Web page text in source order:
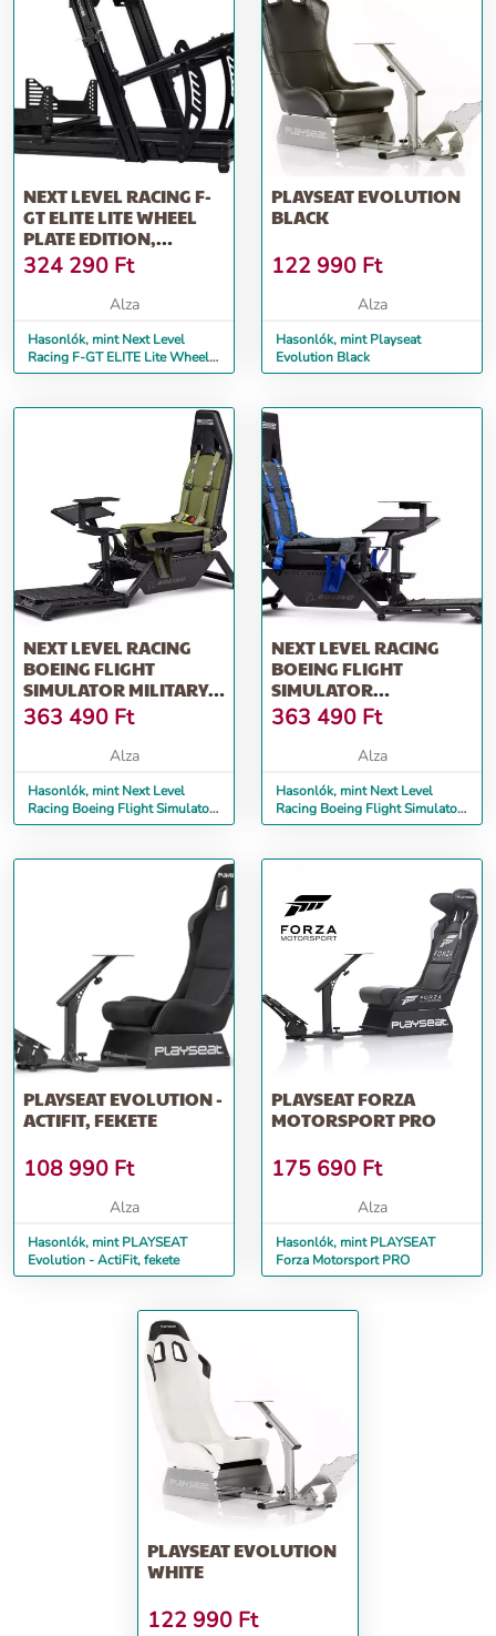
NEXT LEVEL RACING F-
GT ELITE LITE WHEEL
PLATE EDITION,
ZÁVODNÍ KOKPIT
324 290 Ft
Alza
Hasonlók, mint Next Level
Racing F-GT ELITE Lite Wheel
Plate Edition, závodní kokpit
PLAYSEAT EVOLUTION
BLACK
122 990 Ft
Alza
Hasonlók, mint Playseat
Evolution Black
NEXT LEVEL RACING
BOEING FLIGHT
SIMULATOR MILITARY,
REPÜLŐ PILÓTAFÜLKE
363 490 Ft
Alza
Hasonlók, mint Next Level
Racing Boeing Flight Simulator
Military, repülő pilótafülke
NEXT LEVEL RACING
BOEING FLIGHT
SIMULATOR
COMMERCIAL, LETECKÝ
KOKPIT
363 490 Ft
Alza
Hasonlók, mint Next Level
Racing Boeing Flight Simulator
Commercial, Letecký kokpit
PLAYSEAT EVOLUTION -
ACTIFIT, FEKETE
108 990 Ft
Alza
Hasonlók, mint PLAYSEAT
Evolution - ActiFit, fekete
PLAYSEAT FORZA
MOTORSPORT PRO
175 690 Ft
Alza
Hasonlók, mint PLAYSEAT
Forza Motorsport PRO
PLAYSEAT EVOLUTION
WHITE
122 990 Ft